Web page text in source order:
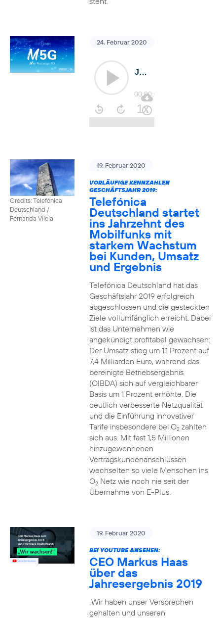
24. Februar 2020
Credits: Telefónica
Deutschland /
Fernanda Vilela
19. Februar 2020
VORLÄUFIGE KENNZAHLEN
GESCHÄFTSJAHR 2019:
Telefónica
Deutschland startet
ins Jahrzehnt des
Mobilfunks mit
starkem Wachstum
bei Kunden, Umsatz
und Ergebnis
Telefónica Deutschland hat das
Geschäftsjahr 2019 erfolgreich
abgeschlossen und die gesteckten
Ziele vollumfänglich erreicht. Dabei
ist das Unternehmen wie
angekündigt profitabel gewachsen:
Der Umsatz stieg um 1,1 Prozent auf
7,4 Milliarden Euro, während das
bereinigte Betriebsergebnis
(OIBDA) sich auf vergleichbarer
Basis um 1 Prozent erhöhte. Die
deutlich verbesserte Netzqualität
und die Einführung innovativer
Tarife insbesondere bei O2zahlten
sich aus. Mit fast 1,5 Millionen
hinzugewonnenen
Vertragskundenanschlüssen
wechselten so viele Menschen ins
O2Netz wie noch nie seit der
Übernahme von E-Plus.
19. Februar 2020
BEI YOUTUBE ANSEHEN:
CEO Markus Haas
über das
Jahresergebnis 2019
„Wir haben unser Versprechen
gehalten und unseren